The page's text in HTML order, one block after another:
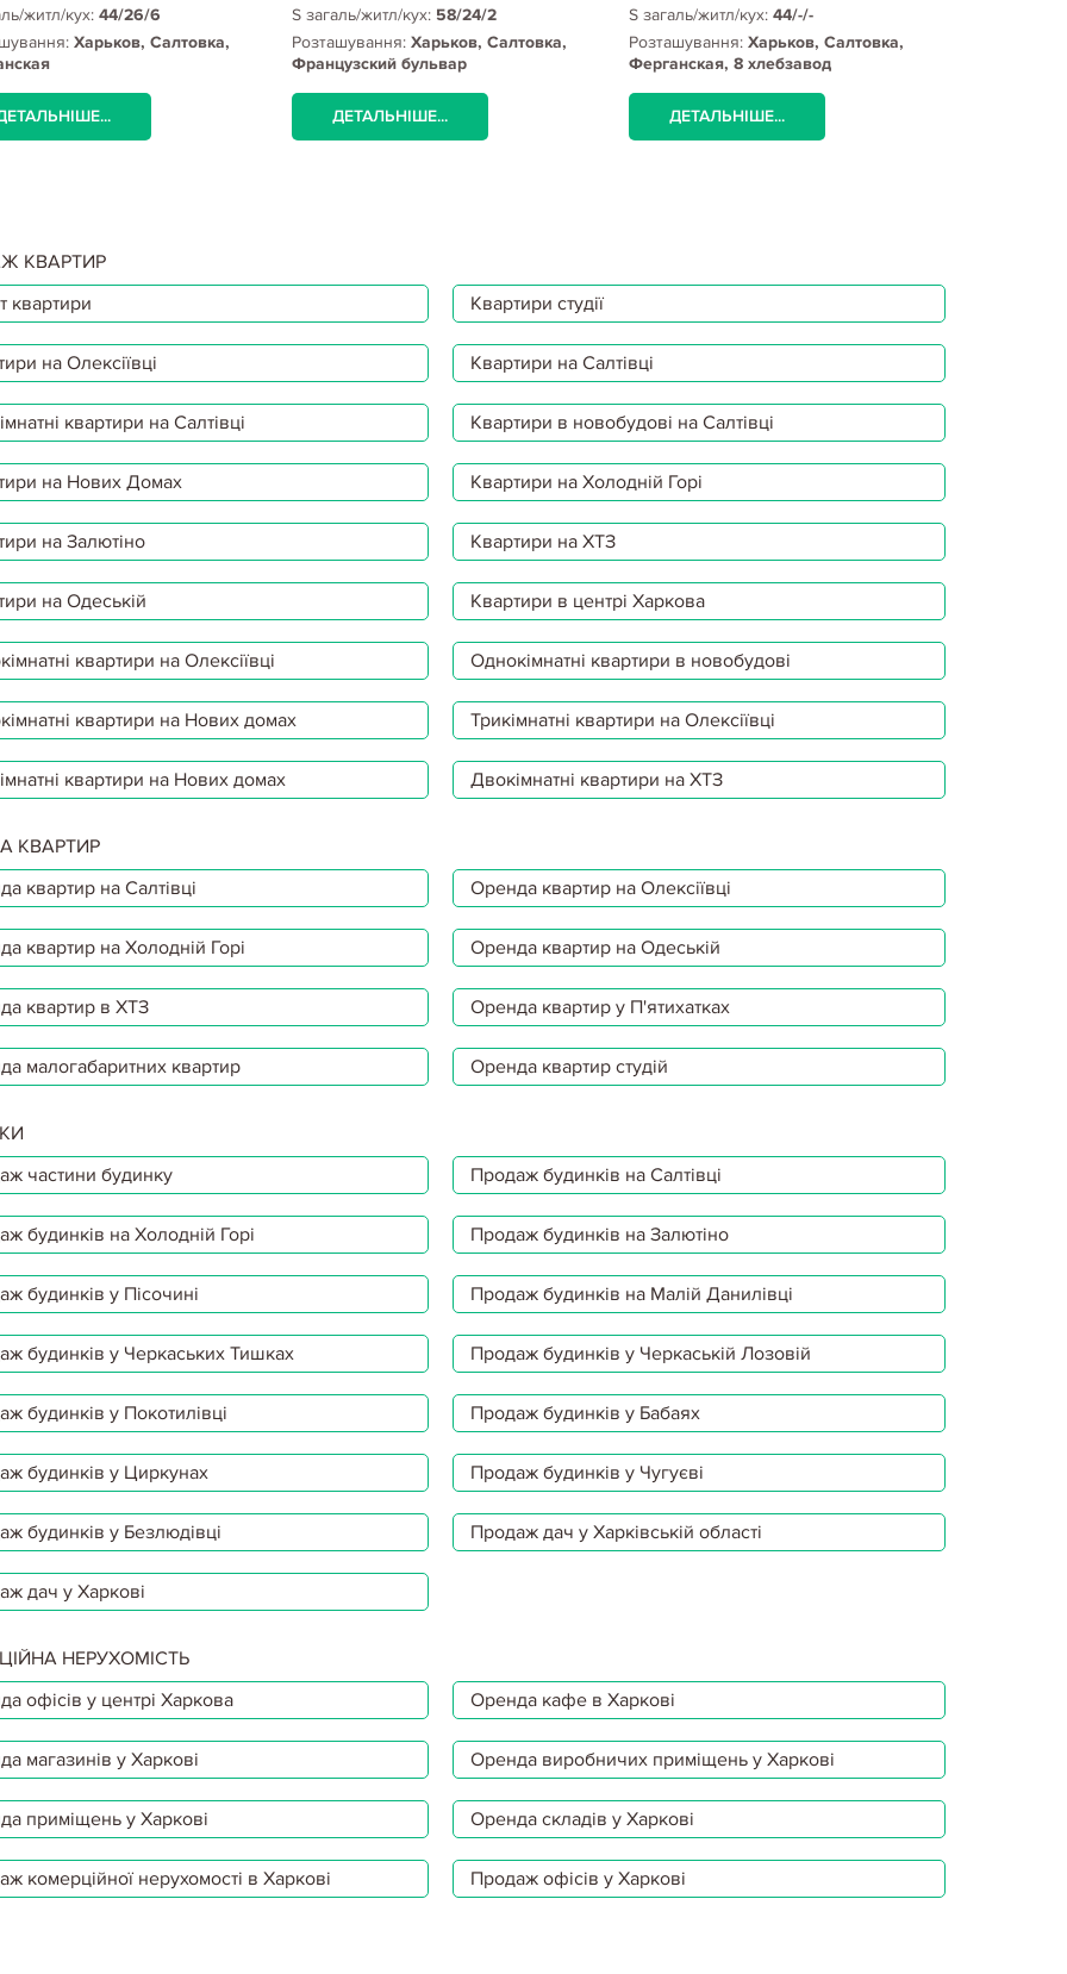
житл/кух: 44/26/6
Харьков, Салтовка,
S загаль/житл/кух: 58/24/2
Розташування: Харьков, Салтовка,
Французский бульвар
ДЕТАЛЬНІШЕ...
S загаль/житл/кух: 44/-/-
Розташування: Харьков, Салтовка,
Ферганская, 8 хлебзавод
ДЕТАЛЬНІШЕ...
КВАРТИР
квартири
Квартири студії
на Олексіївці Квартири на Салтівці
квартири на Салтівці Квартири в новобудові на Салтівці
на Нових Домах Квартири на Холодній Горі
на Залютіно Квартири на ХТЗ
на Одеській Квартири в центрі Харкова
квартири на Олексіївці Однокімнатні квартири в новобудові
квартири на Нових домах Трикімнатні квартири на Олексіївці
квартири на Нових домах Двокімнатні квартири на ХТЗ
КВАРТИР
квартир на Салтівці
Оренда квартир на Олексіївці
квартир на Холодній Горі Оренда квартир на Одеській
квартир в ХТЗ Оренда квартир у П'ятихатках
малогабаритних квартир Оренда квартир студій
частини будинку
Продаж будинків на Салтівці
будинків на Холодній Горі Продаж будинків на Залютіно
будинків у Пісочині Продаж будинків на Малій Данилівці
будинків у Черкаських Тишках Продаж будинків у Черкаській Лозовій
будинків у Покотилівці Продаж будинків у Бабаях
будинків у Циркунах Продаж будинків у Чугуєві
будинків у Безлюдівці Продаж дач у Харківській області
дач у Харкові
НЕРУХОМІСТЬ
офісів у центрі Харкова
Оренда кафе в Харкові
магазинів у Харкові Оренда виробничих приміщень у Харкові
приміщень у Харкові Оренда складів у Харкові
комерційної нерухомості в Харкові Продаж офісів у Харкові